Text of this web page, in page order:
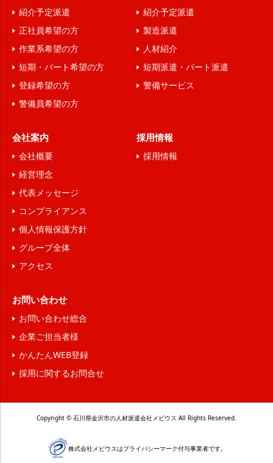
紹介予定派遣
正社員希望の方
作業系希望の方
短期・パート希望の方
登録希望の方
警備員希望の方
紹介予定派遣
製造派遣
人材紹介
短期派遣・パート派遣
警備サービス
会社案内
会社概要
経営理念
代表メッセージ
コンプライアンス
個人情報保護方針
グループ全体
アクセス
採用情報
採用情報
お問い合わせ
お問い合わせ総合
企業ご担当者様
かんたんWEB登録
採用に関するお問合せ
Copyright © 石川県金沢市の人材派遣会社メビウス All Rights Reserved.
株式会社メビウスはプライバシーマーク付与事業者です。